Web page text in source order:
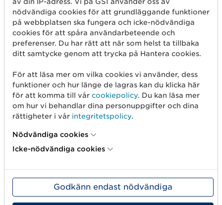
När du anger dinaGlobal Trade Item Number
(GTIN) behöver du inte längre ange 14 siffror, det
räcker att ange de siffrorna som du ser på
förpackningen. Systemet kommer automatiskt
att fylla ut med inledande nollor så att det alltid
Vi hoppas att dessa nyheter kommer underlätta
och effektivisera ditt arbete i Validoo DataEntry.
Tveka inte att höra av dig till vår kundservice för
frågor eller input kring våra tjänster.
nödvändiga cookies för att grundläggande funktioner
på webbplatsen ska fungera och icke-nödvändiga
cookies för att spåra användarbeteende och
preferenser. Du har rätt att när som helst ta tillbaka
ditt samtycke genom att trycka på Hantera cookies.
För att läsa mer om vilka cookies vi använder, dess
funktioner och hur länge de lagras kan du klicka här
för att komma till vår cookiepolicy. Du kan läsa mer
om hur vi behandlar dina personuppgifter och dina
rättigheter i vår integritetspolicy.
Nödvändiga cookies
Icke-nödvändiga cookies
Godkänn endast nödvändiga